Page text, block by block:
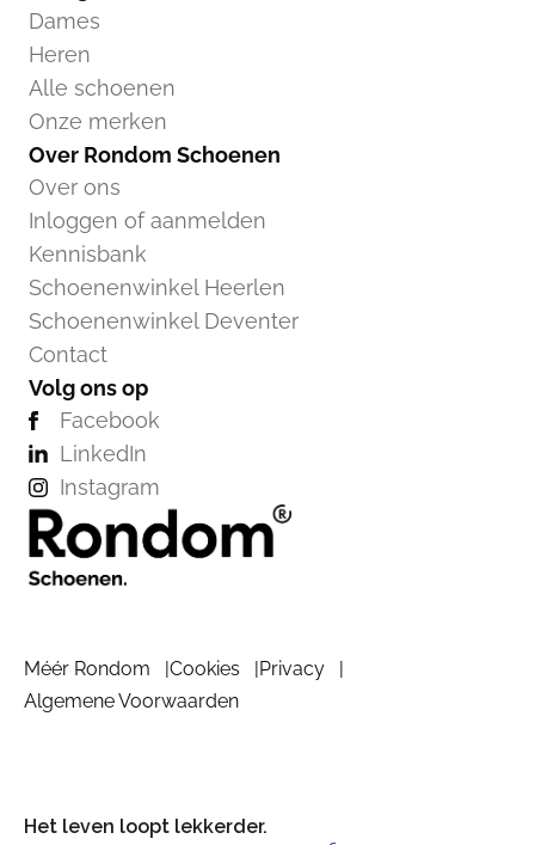
Dames
Heren
Alle schoenen
Onze merken
Over Rondom Schoenen
Over ons
Inloggen of aanmelden
Kennisbank
Schoenenwinkel Heerlen
Schoenenwinkel Deventer
Contact
Volg ons op
Facebook
LinkedIn
Instagram
Méér Rondom Cookies
Privacy
Algemene Voorwaarden
Het leven loopt lekkerder.